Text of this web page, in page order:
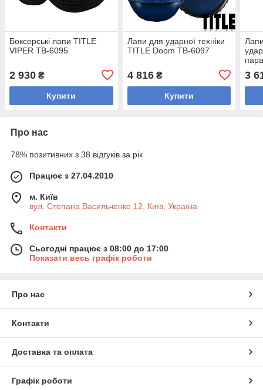
Боксерські лапи TITLE
VIPER TB-6095
2 930 ₴
Купити
Лапи для ударної техніки
TITLE Doom TB-6097
4 816₴
Купити
3
Про нас
78% позитивних з 38 відгуків за рік
Працює з 27.04.2010
м. Київ
вул. Степана Васильченко 12, Київ, Україна
Контакти
Сьогодні працює з 08:00 до 17:00
Показати весь графік роботи
Про нас
Контакти
Доставка та оплата
Графік роботи